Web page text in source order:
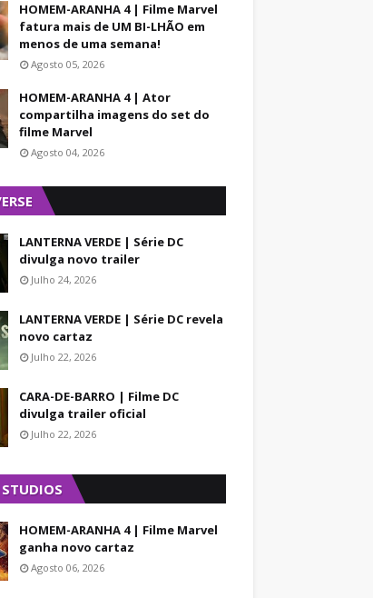
HOMEM-ARANHA 4 | Filme Marvel
fatura mais de UM BI-LHÃO em
menos de uma semana!
Agosto 05, 2026
HOMEM-ARANHA 4 | Ator
compartilha imagens do set do
filme Marvel
Agosto 04, 2026
LANTERNA VERDE | Série DC
divulga novo trailer
Julho 24, 2026
LANTERNA VERDE | Série DC revela
novo cartaz
Julho 22, 2026
CARA-DE-BARRO | Filme DC
divulga trailer oficial
Julho 22, 2026
HOMEM-ARANHA 4 | Filme Marvel
ganha novo cartaz
Agosto 06, 2026